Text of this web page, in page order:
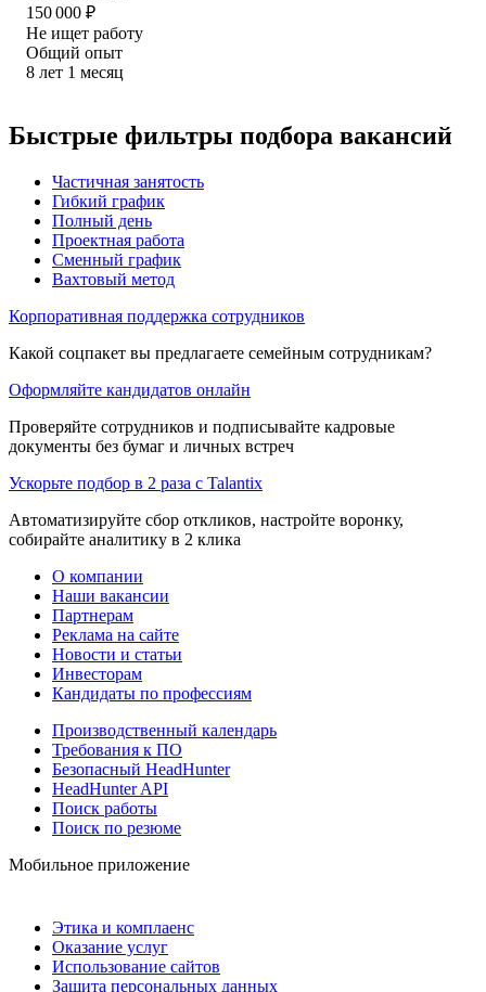
150 000 ₽
Не ищет работу
Общий опыт
8 лет 1 месяц
Быстрые фильтры подбора вакансий
Частичная занятость
Гибкий график
Полный день
Проектная работа
Сменный график
Вахтовый метод
Корпоративная поддержка сотрудников
Какой соцпакет вы предлагаете семейным сотрудникам?
Оформляйте кандидатов онлайн
Проверяйте сотрудников и подписывайте кадровые
документы без бумаг и личных встреч
Ускорьте подбор в 2 раза с Talantix
Автоматизируйте сбор откликов, настройте воронку,
собирайте аналитику в 2 клика
О компании
Наши вакансии
Партнерам
Реклама на сайте
Новости и статьи
Инвесторам
Кандидаты по профессиям
Производственный календарь
Требования к ПО
Безопасный HeadHunter
HeadHunter API
Поиск работы
Поиск по резюме
Мобильное приложение
Этика и комплаенс
Оказание услуг
Использование сайтов
Защита персональных данных